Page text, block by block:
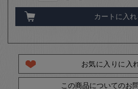
カートに入れ
お気に入りに入
この商品についてのお